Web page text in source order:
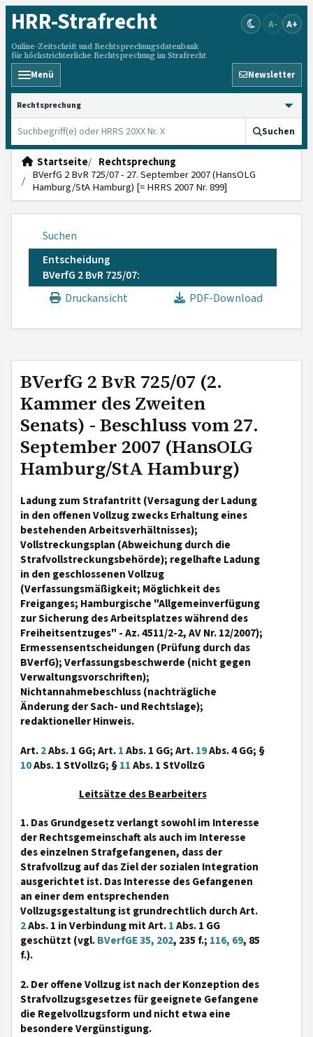
HRR-Strafrecht
Online-Zeitschrift und Rechtsprechungsdatenbank
für höchstrichterliche Rechtsprechung im Strafrecht
A- A+
Menü Newsletter
HRRS durchsuchen
Suchen
Startseite
Rechtsprechung
BVerfG 2 BvR 725/07 - 27. September 2007 (HansOLG
Hamburg/StA Hamburg) [= HRRS 2007 Nr. 899]
Suchen
Entscheidung
BVerfG 2 BvR 725/07:
Druckansicht
PDF-Download
BVerfG 2 BvR 725/07 (2.
Kammer des Zweiten
Senats) - Beschluss vom 27.
September 2007 (HansOLG
Hamburg/StA Hamburg)
Ladung zum Strafantritt (Versagung der Ladung
in den offenen Vollzug zwecks Erhaltung eines
bestehenden Arbeitsverhältnisses);
Vollstreckungsplan (Abweichung durch die
Strafvollstreckungsbehörde); regelhafte Ladung
in den geschlossenen Vollzug
(Verfassungsmäßigkeit; Möglichkeit des
Freiganges; Hamburgische "Allgemeinverfügung
zur Sicherung des Arbeitsplatzes während des
Freiheitsentzuges" - Az. 4511/2-2, AV Nr. 12/2007);
Ermessensentscheidungen (Prüfung durch das
BVerfG); Verfassungsbeschwerde (nicht gegen
Verwaltungsvorschriften);
Nichtannahmebeschluss (nachträgliche
Änderung der Sach- und Rechtslage);
redaktioneller Hinweis.
Art.2Abs. 1 GG; Art.1Abs. 1 GG; Art.19Abs. 4 GG; §
10Abs. 1 StVollzG; §11Abs. 1 StVollzG
Leitsätze des Bearbeiters
1. Das Grundgesetz verlangt sowohl im Interesse
der Rechtsgemeinschaft als auch im Interesse
des einzelnen Strafgefangenen, dass der
Strafvollzug auf das Ziel der sozialen Integration
ausgerichtet ist. Das Interesse des Gefangenen
an einer dem entsprechenden
Vollzugsgestaltung ist grundrechtlich durch Art.
2Abs. 1 in Verbindung mit Art.1Abs. 1 GG
geschützt (vgl.BVerfGE 35, 202, 235 f.; 116, 69, 85
f.).
2. Der offene Vollzug ist nach der Konzeption des
Strafvollzugsgesetzes für geeignete Gefangene
die Regelvollzugsform und nicht etwa eine
besondere Vergünstigung.